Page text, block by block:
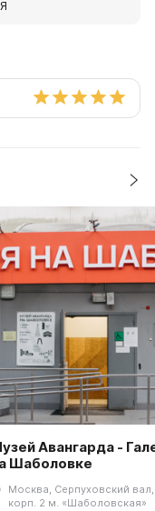
Авангарда -
Шаболовке
Москва, Серпуховский
корп. 2 м. «Шаболовская»